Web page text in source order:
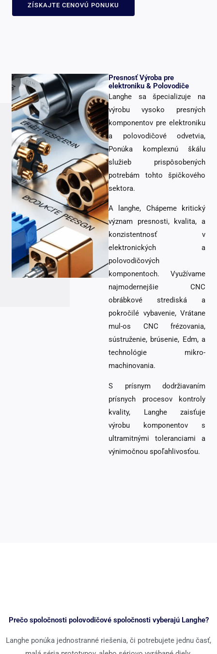
ZÍSKAJTE CENOVÚ PONUKU
Presnosť Výroba pre
elektroniku & Polovodiče
Langhe sa špecializuje na
výrobu vysoko presných
komponentov pre elektroniku
a polovodičové odvetvia,
Ponúka komplexnú škálu
služieb prispôsobených
potrebám tohto špičkového
sektora.
A langhe, Chápeme kritický
význam presnosti, kvalita, a
konzistentnosť v
elektronických a
polovodičových
komponentoch. Využívame
najmodernejšie CNC
obrábkové strediská a
pokročilé vybavenie, Vrátane
mul-os CNC frézovania,
sústruženie, brúsenie, Edm, a
technológie mikro-
machinovania.
S prísnym dodržiavaním
prísnych procesov kontroly
kvality, Langhe zaisťuje
výrobu komponentov s
ultramitnými toleranciami a
výnimočnou spoľahlivosťou.
Prečo spoločnosti polovodičové spoločnosti vyberajú Langhe?
Langhe ponúka jednostranné riešenia, či potrebujete jednu časť,